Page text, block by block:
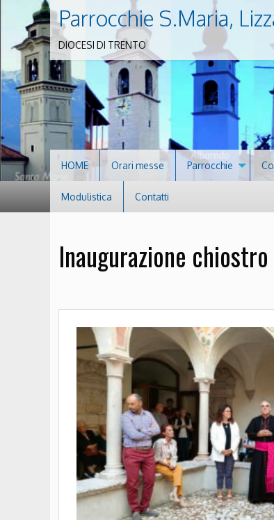
Parrocchie S.Maria,
DIOCESI DI TRENTO
HOME Orari messe Parrocchie
Modulistica Contatti
Inaugurazione